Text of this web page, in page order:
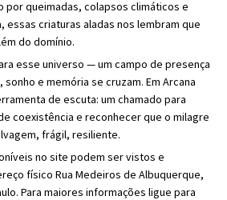
por queimadas, colapsos climáticos e
essas criaturas aladas nos lembram que
do domínio.
esse universo — um campo de presença
e memória se cruzam. Em Arcana
de escuta: um chamado para
coexistência e reconhecer que o milagre
frágil, resiliente.
no site podem ser vistos e
físico Rua Medeiros de Albuquerque,
Para maiores informações ligue para